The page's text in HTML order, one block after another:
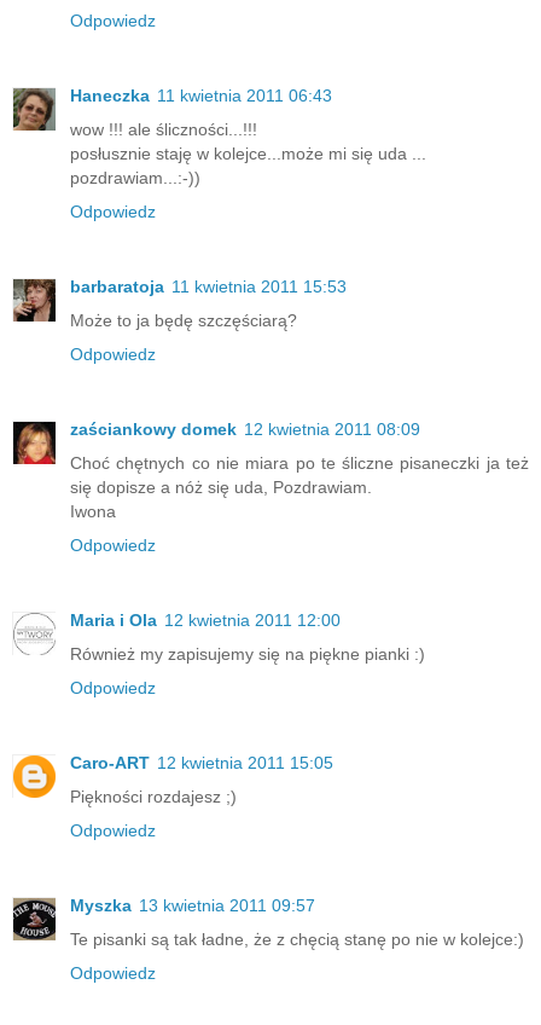
Odpowiedz
Haneczka 11 kwietnia 2011 06:43
wow !!! ale śliczności...!!!
posłusznie staję w kolejce...może mi się uda ...
pozdrawiam...:-))
Odpowiedz
barbaratoja 11 kwietnia 2011 15:53
Może to ja będę szczęściarą?
Odpowiedz
zaściankowy domek 12 kwietnia 2011 08:09
Choć chętnych co nie miara po te śliczne pisaneczki ja też
się dopisze a nóż się uda, Pozdrawiam.
Iwona
Odpowiedz
Maria i Ola 12 kwietnia 2011 12:00
Również my zapisujemy się na piękne pianki :)
Odpowiedz
Caro-ART 12 kwietnia 2011 15:05
Piękności rozdajesz ;)
Odpowiedz
Myszka 13 kwietnia 2011 09:57
Te pisanki są tak ładne, że z chęcią stanę po nie w kolejce:)
Odpowiedz